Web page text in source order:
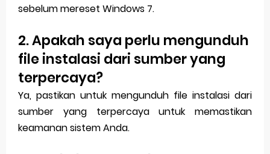
sebelum mereset Windows 7.
2. Apakah saya perlu mengunduh
file instalasi dari sumber yang
terpercaya?
Ya, pastikan untuk mengunduh file instalasi dari
sumber yang terpercaya untuk memastikan
keamanan sistem Anda.